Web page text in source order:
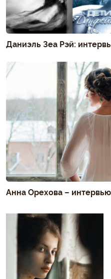
Даниэль Зеа Рэй:
Анна Орехова – интервью